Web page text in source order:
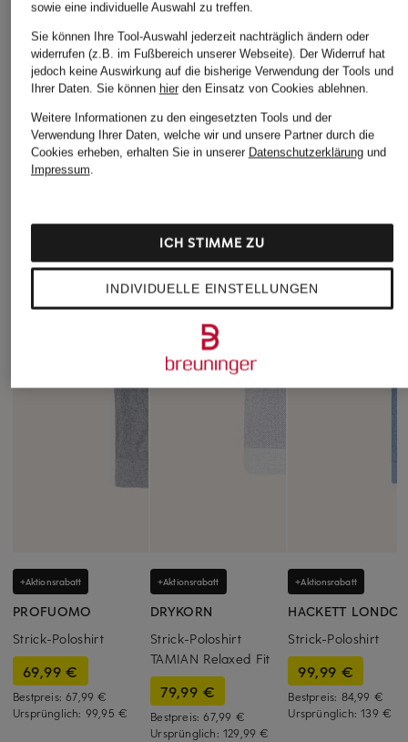
ÄHNLICHE ARTIKEL ENTDECKEN
+Aktionsrabatt
PROFUOMO
Strick-Poloshirt
69,99 €
Bestpreis:67,99 €
Ursprünglich: 99,95 €
+Aktionsrabatt
DRYKORN
Strick-Poloshirt
TAMIAN Relaxed Fit
79,99 €
Bestpreis:67,99 €
Ursprünglich: 129,99 €
+Aktionsrabatt
HACKETT
Strick-Poloshirt
99,99 €
Bestpreis: 84,99 €
Ursprünglich:139 €
sowie eine individuelle Auswahl zu treffen.
Sie können Ihre Tool-Auswahl jederzeit nachträglich ändern oder
widerrufen (z.B. im Fußbereich unserer Webseite). Der Widerruf hat
jedoch keine Auswirkung auf die bisherige Verwendung der Tools und
Ihrer Daten. Sie können hierden Einsatz von Cookies ablehnen.
Weitere Informationen zu den eingesetzten Tools und der
Verwendung Ihrer Daten, welche wir und unsere Partner durch die
Cookies erheben, erhalten Sie in unserer Datenschutzerklärungund
Impressum.
INDIVIDUELLE EINSTELLUNGEN
ICH STIMME ZU